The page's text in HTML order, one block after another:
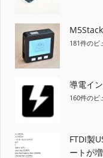
181件のビ
導電イ
160件のビ
FTDI製
ートが